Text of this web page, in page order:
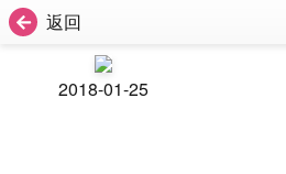
返回
2018-01-25